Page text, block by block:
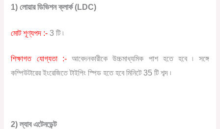
1) লোয়ার ডিভিশন ক্লার্ক (LDC)
মোট শূণ্যপদ :- 3 টি ৷
শিক্ষাগত যোগ্যতা :-আবেদনকারীকে উচ্চমাধ্যমিক পাশ হতে হবে ৷ সঙ্গে
কম্পিউটারের ইংরেজিতে টাইপিং স্পিড হতে হবে মিনিটে 35 টি শব্দ ৷
2) ল্যাব এটেনডেন্ট